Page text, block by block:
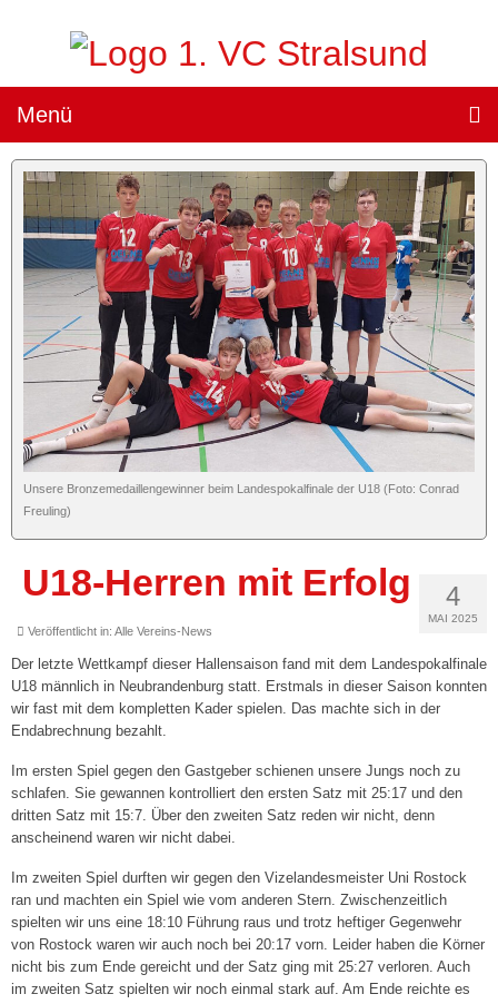
Menü
Teams »
1. Damen
(„Sparkassen Wildcats Stralsund“) »
Team
Spielplan
Ergebnisse
Heimspiele »
Tickets
Sponsoren/Förderer »
Unsere Sponsoren
Unserer Förderer
CLUB365
Sponsor/Förderer werden
2. Damen („Landesklasse“)
3. Damen („Landesklasse“)
4. Damen („Landesklasse“)
Unsere Bronzemedaillengewinner beim Landespokalfinale der U18 (Foto: Conrad
Freuling)
4
MAI 2025
U18-Herren mit Erfolg
Veröffentlicht in: Alle Vereins-News
Der letzte Wettkampf dieser Hallensaison fand mit dem Landespokalfinale
U18 männlich in Neubrandenburg statt. Erstmals in dieser Saison konnten
wir fast mit dem kompletten Kader spielen. Das machte sich in der
Endabrechnung bezahlt.
Im ersten Spiel gegen den Gastgeber schienen unsere Jungs noch zu
schlafen. Sie gewannen kontrolliert den ersten Satz mit 25:17 und den
dritten Satz mit 15:7. Über den zweiten Satz reden wir nicht, denn
anscheinend waren wir nicht dabei.
Im zweiten Spiel durften wir gegen den Vizelandesmeister Uni Rostock
ran und machten ein Spiel wie vom anderen Stern. Zwischenzeitlich
spielten wir uns eine 18:10 Führung raus und trotz heftiger Gegenwehr
von Rostock waren wir auch noch bei 20:17 vorn. Leider haben die Körner
nicht bis zum Ende gereicht und der Satz ging mit 25:27 verloren. Auch
im zweiten Satz spielten wir noch einmal stark auf. Am Ende reichte es